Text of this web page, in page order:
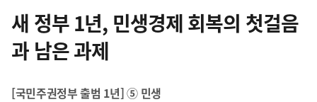
츠
영
새 정부 1년, 민생경제 회복의 첫걸음
과 남은 과제
[국민주권정부 출범 1년] ⑤ 민생